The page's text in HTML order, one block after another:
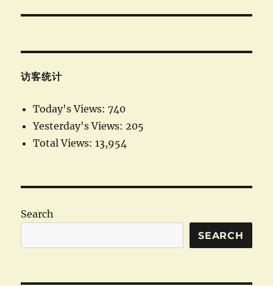
访客统计
Today's Views:740
Yesterday's Views:205
Total Views:13,954
Search
SEARCH